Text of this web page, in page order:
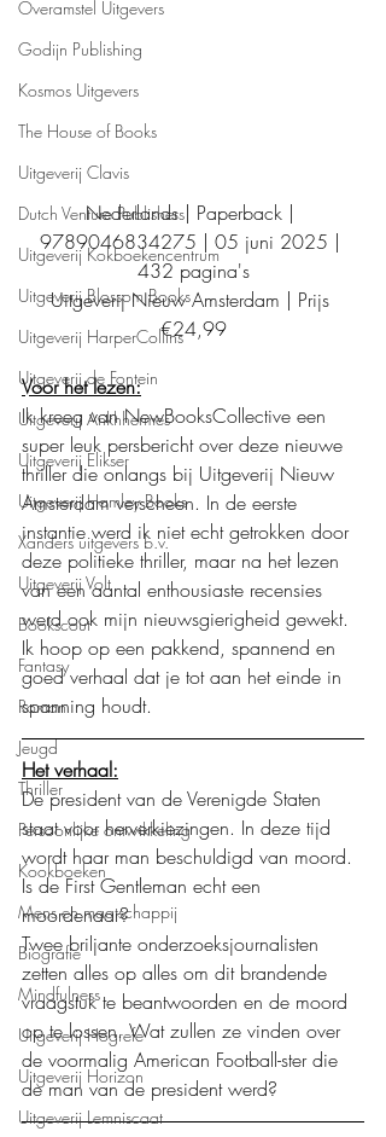
Overamstel Uitgevers
Godijn Publishing
Kosmos Uitgevers
The House of Books
Uitgeverij Clavis
Dutch Venture Publishers
Uitgeverij Kokboekencentrum
Uitgeverij Blossom Books
Uitgeverij HarperCollins
Uitgeverij de Fontein
Uitgeverij Ankhhermes
Uitgeverij Elikser
Uitgeverij Hamley Books
Xanders uitgevers b.v.
Uitgeverij Volt
Bookscout
Fantasy
Roman
Jeugd
Thriller
Persoonlijke ontwikkeling
Kookboeken
Mens en maatschappij
Biografie
Mindfulness
Uitgeverij Hogrefe
Uitgeverij Horizon
Uitgeverij Lemniscaat
Nederlands | Paperback |
9789046834275 | 05 juni 2025 |
432 pagina's
Uitgeverij Nieuw Amsterdam | Prijs
€24,99
Voor het lezen:
Ik kreeg van NewBooksCollective een
super leuk persbericht over deze nieuwe
thriller die onlangs bij Uitgeverij Nieuw
Amsterdam verscheen. In de eerste
instantie werd ik niet echt getrokken door
deze politieke thriller, maar na het lezen
van een aantal enthousiaste recensies
werd ook mijn nieuwsgierigheid gewekt.
Ik hoop op een pakkend, spannend en
goed verhaal dat je tot aan het einde in
spanning houdt.
Het verhaal:
De president van de Verenigde Staten
staat voor herverkiezingen. In deze tijd
wordt haar man beschuldigd van moord.
Is de First Gentleman echt een
moordenaar?
Twee briljante onderzoeksjournalisten
zetten alles op alles om dit brandende
vraagstuk te beantwoorden en de moord
op te lossen. Wat zullen ze vinden over
de voormalig American Football-ster die
de man van de president werd?